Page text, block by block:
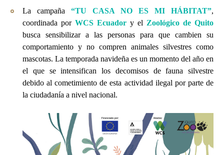
La campaña “TU CASA NO ES MI HÁBITAT”,
coordinada por WCS Ecuador y el Zoológico de Quito
busca sensibilizar a las personas para que cambien su
comportamiento y no compren animales silvestres como
mascotas. La temporada navideña es un momento del año en
el que se intensifican los decomisos de fauna silvestre
debido al cometimiento de esta actividad ilegal por parte de
la ciudadanía a nivel nacional.